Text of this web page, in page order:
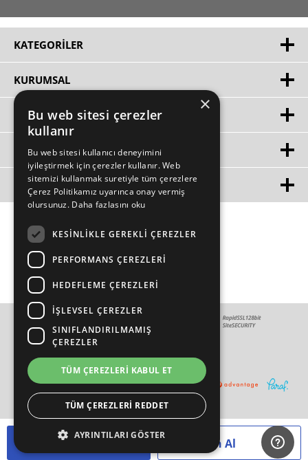
Sepete Ekle Hemen Al
KATEGORILER
KURUMSAL
HIZLI ERIŞIM
ÜYE
MÜŞTERİ HİZMETLERİ
Sistemleriyle Hazırlanmıştır.
×
Bu web sitesi çerezler
kullanır
Bu web sitesi kullanıcı deneyimini
iyileştirmek için çerezler kullanır. Web
sitemizi kullanmak suretiyle tüm çerezlere
Çerez Politikamız uyarınca onay vermiş
olursunuz. Daha fazlasını oku
KESINLIKLE GEREKLI ÇEREZLER
PERFORMANS ÇEREZLERI
HEDEFLEME ÇEREZLERI
İŞLEVSEL ÇEREZLER
SINIFLANDIRILMAMIŞ
ÇEREZLER
TÜM ÇEREZLERI KABUL ET
TÜM ÇEREZLERI REDDET
AYRINTILARI GÖSTER